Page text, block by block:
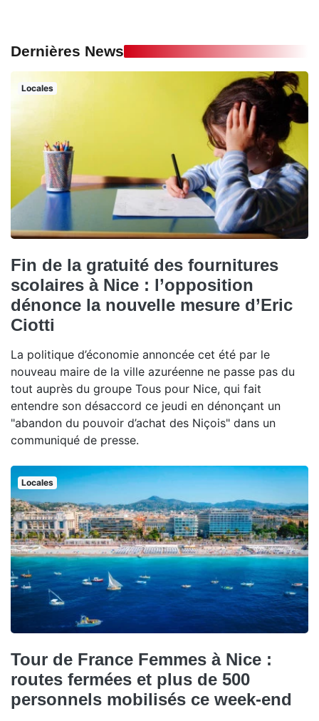
Dernières News
Locales
Fin de la gratuité des fournitures
scolaires à Nice : l’opposition
dénonce la nouvelle mesure d’Eric
Ciotti
La politique d’économie annoncée cet été par le
nouveau maire de la ville azuréenne ne passe pas du
tout auprès du groupe Tous pour Nice, qui fait
entendre son désaccord ce jeudi en dénonçant un
"abandon du pouvoir d’achat des Niçois" dans un
communiqué de presse.
Locales
Tour de France Femmes à Nice :
routes fermées et plus de 500
personnels mobilisés ce week-end